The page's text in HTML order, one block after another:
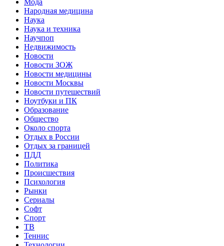
Народная медицина
Наука
Наука и техника
Научпоп
Недвижимость
Новости
Новости ЗОЖ
Новости медицины
Новости Москвы
Новости путешествий
Ноутбуки и ПК
Образование
Общество
Около спорта
Отдых в России
Отдых за границей
ПДД
Политика
Происшествия
Психология
Рынки
Сериалы
Софт
Спорт
ТВ
Теннис